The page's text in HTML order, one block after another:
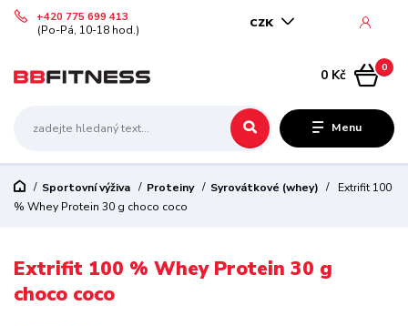
Menu
CZK
+420 775 699 413
(Po-Pá, 10-18 hod.)
0
0 Kč
Sportovní výživa Proteiny Syrovátkové (whey)
Extrifit 100
% Whey Protein 30 g choco coco
Extrifit 100 % Whey Protein 30 g
choco coco